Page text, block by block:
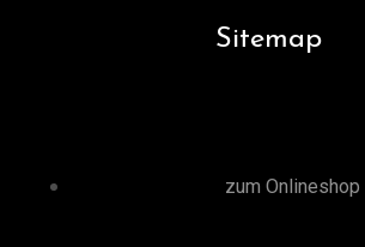
Sitemap
zum Onlineshop